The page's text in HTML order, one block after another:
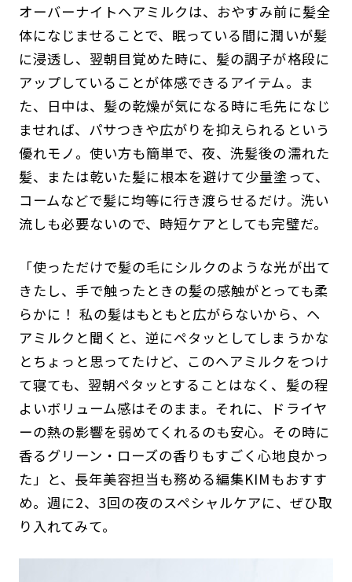
オーバーナイトヘアミルクは、おやすみ前に髪全
体になじませることで、眠っている間に潤いが髪
に浸透し、翌朝目覚めた時に、髪の調子が格段に
アップしていることが体感できるアイテム。ま
た、日中は、髪の乾燥が気になる時に毛先になじ
ませれば、パサつきや広がりを抑えられるという
優れモノ。使い方も簡単で、夜、洗髪後の濡れた
髪、または乾いた髪に根本を避けて少量塗って、
コームなどで髪に均等に行き渡らせるだけ。洗い
流しも必要ないので、時短ケアとしても完璧だ。
「使っただけで髪の毛にシルクのような光が出て
きたし、手で触ったときの髪の感触がとっても柔
らかに！ 私の髪はもともと広がらないから、ヘ
アミルクと聞くと、逆にペタッとしてしまうかな
とちょっと思ってたけど、このヘアミルクをつけ
て寝ても、翌朝ペタッとすることはなく、髪の程
よいボリューム感はそのまま。それに、ドライヤ
ーの熱の影響を弱めてくれるのも安心。その時に
香るグリーン・ローズの香りもすごく心地良かっ
た」と、長年美容担当も務める編集KIMもおすす
め。週に2、3回の夜のスペシャルケアに、ぜひ取
り入れてみて。